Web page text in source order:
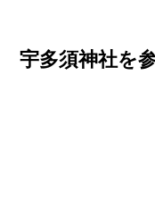
宇多須神社を